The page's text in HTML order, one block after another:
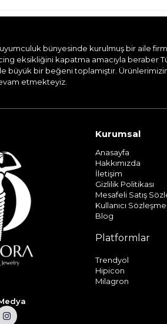
bünyesinde kurulmuş bir aile
eksikliğini kapatma amacıyla beraber
büyük bir beğeni toplamıştır.
etmekteyiz.​
Kurumsal
Anasayfa
Hakkımızda
İletişim
Gizlilik Politikası
Mesafeli Satış
Kullanıcı
Blog
Platformlar
Trendyol
Hipicon
Milagron